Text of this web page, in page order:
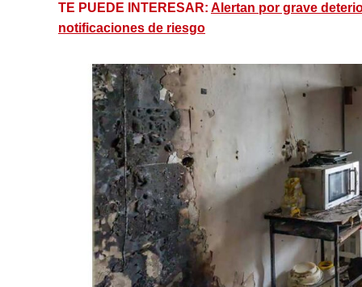
TE PUEDE INTERESAR: Alertan por grave
notificaciones de riesgo